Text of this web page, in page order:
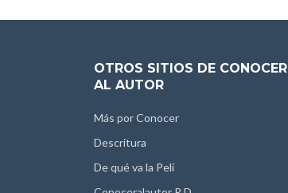
OTROS SITIOS DE CONOCER
AL AUTOR
Más por Conocer
Descritura
De qué va la Peli